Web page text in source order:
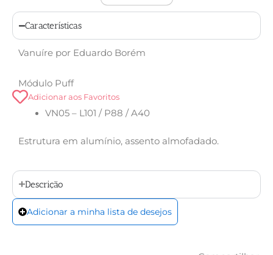
Características
Vanuíre por Eduardo Borém
Módulo Puff
VN05 – L101 / P88 / A40
Estrutura em alumínio, assento almofadado.
Descrição
Adicionar aos Favoritos
Adicionar a minha lista de desejos